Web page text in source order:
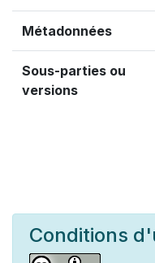
Métadonnées
Sous-parties ou
versions
Conditions